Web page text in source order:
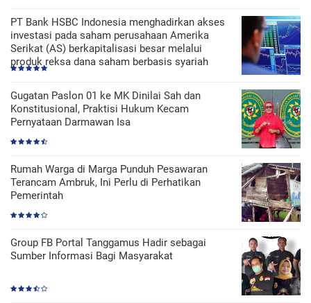
PT Bank HSBC Indonesia menghadirkan akses
investasi pada saham perusahaan Amerika
Serikat (AS) berkapitalisasi besar melalui
produk reksa dana saham berbasis syariah
Gugatan Paslon 01 ke MK Dinilai Sah dan
Konstitusional, Praktisi Hukum Kecam
Pernyataan Darmawan Isa
Rumah Warga di Marga Punduh Pesawaran
Terancam Ambruk, Ini Perlu di Perhatikan
Pemerintah
Group FB Portal Tanggamus Hadir sebagai
Sumber Informasi Bagi Masyarakat